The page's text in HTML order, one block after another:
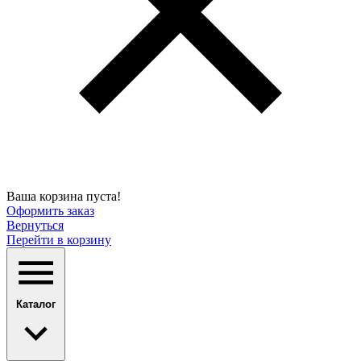
Ваша корзина пуста!
Оформить заказ
Вернуться
Перейти в корзину
Каталог